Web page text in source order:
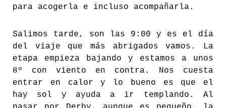
para acogerla e incluso acompañarla.
Salimos tarde, son las 9:00 y es el día
del viaje que más abrigados vamos. La
etapa empieza bajando y estamos a unos
8º con viento en contra. Nos cuesta
entrar en calor y lo bueno es que el
hay sol y ayuda a ir templando. Al